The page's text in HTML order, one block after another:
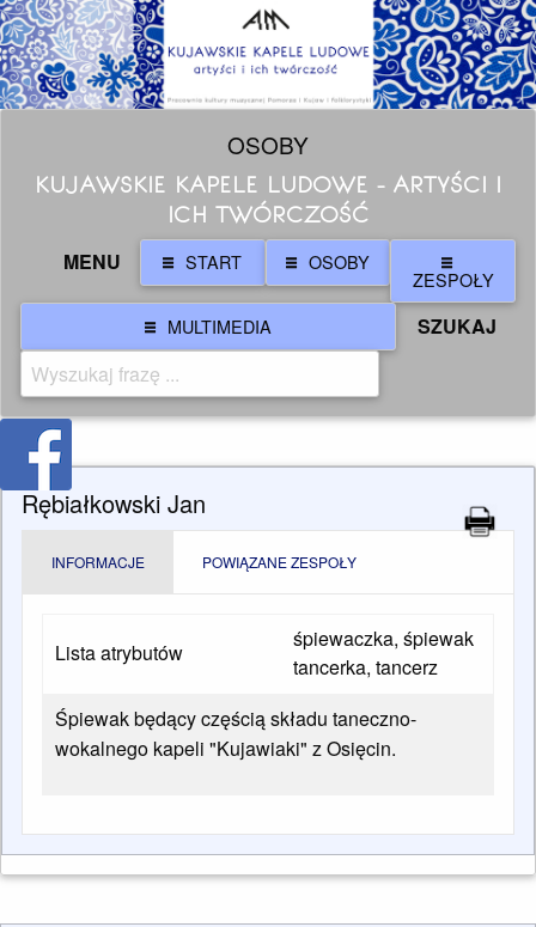
OSOBY
KUJAWSKIE KAPELE LUDOWE - ARTYŚCI I
ICH TWÓRCZOŚĆ
MENU START OSOBY
ZESPOŁY
MULTIMEDIA
SZUKAJ
Rębiałkowski Jan
INFORMACJE POWIĄZANE ZESPOŁY
Lista atrybutów
śpiewaczka, śpiewak
tancerka, tancerz
Śpiewak będący częścią składu taneczno-
wokalnego kapeli "Kujawiaki" z Osięcin.